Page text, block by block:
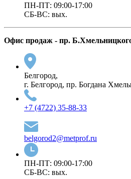
ПН-ПТ: 09:00-17:00
СБ-ВС: вых.
Офис продаж - пр.
Белгород,
г. Белгород, пр. Богдана
+7 (4722) 35-88-33
belgorod2@metprof.ru
ПН-ПТ: 09:00-17:00
СБ-ВС: вых.